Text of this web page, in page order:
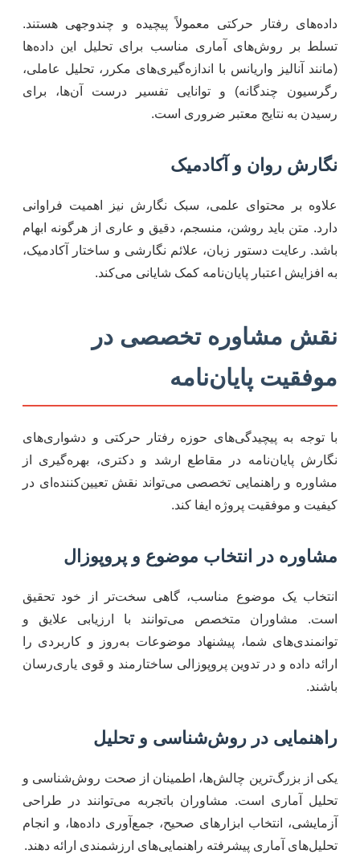
داده‌های رفتار حرکتی معمولاً پیچیده و چندوجهی هستند.
تسلط بر روش‌های آماری مناسب برای تحلیل این داده‌ها
(مانند آنالیز واریانس با اندازه‌گیری‌های مکرر، تحلیل عاملی،
رگرسیون چندگانه) و توانایی تفسیر درست آن‌ها، برای
رسیدن به نتایج معتبر ضروری است.
نگارش روان و آکادمیک
علاوه بر محتوای علمی، سبک نگارش نیز اهمیت فراوانی
دارد. متن باید روشن، منسجم، دقیق و عاری از هرگونه ابهام
باشد. رعایت دستور زبان، علائم نگارشی و ساختار آکادمیک،
به افزایش اعتبار پایان‌نامه کمک شایانی می‌کند.
نقش مشاوره تخصصی در
موفقیت پایان‌نامه
با توجه به پیچیدگی‌های حوزه رفتار حرکتی و دشواری‌های
نگارش پایان‌نامه در مقاطع ارشد و دکتری، بهره‌گیری از
مشاوره و راهنمایی تخصصی می‌تواند نقش تعیین‌کننده‌ای در
کیفیت و موفقیت پروژه ایفا کند.
مشاوره در انتخاب موضوع و پروپوزال
انتخاب یک موضوع مناسب، گاهی سخت‌تر از خود تحقیق
است. مشاوران متخصص می‌توانند با ارزیابی علایق و
توانمندی‌های شما، پیشنهاد موضوعات به‌روز و کاربردی را
ارائه داده و در تدوین پروپوزالی ساختارمند و قوی یاری‌رسان
باشند.
راهنمایی در روش‌شناسی و تحلیل
یکی از بزرگ‌ترین چالش‌ها، اطمینان از صحت روش‌شناسی و
تحلیل آماری است. مشاوران باتجربه می‌توانند در طراحی
آزمایشی، انتخاب ابزارهای صحیح، جمع‌آوری داده‌ها، و انجام
تحلیل‌های آماری پیشرفته راهنمایی‌های ارزشمندی ارائه دهند.